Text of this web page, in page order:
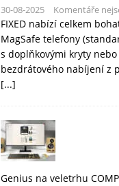
30-08-2025 Komentáře
FIXED nabízí celkem
MagSafe telefony
s doplňkovými kryty
bezdrátového nabíjení z
[...]
Genius na veletrhu